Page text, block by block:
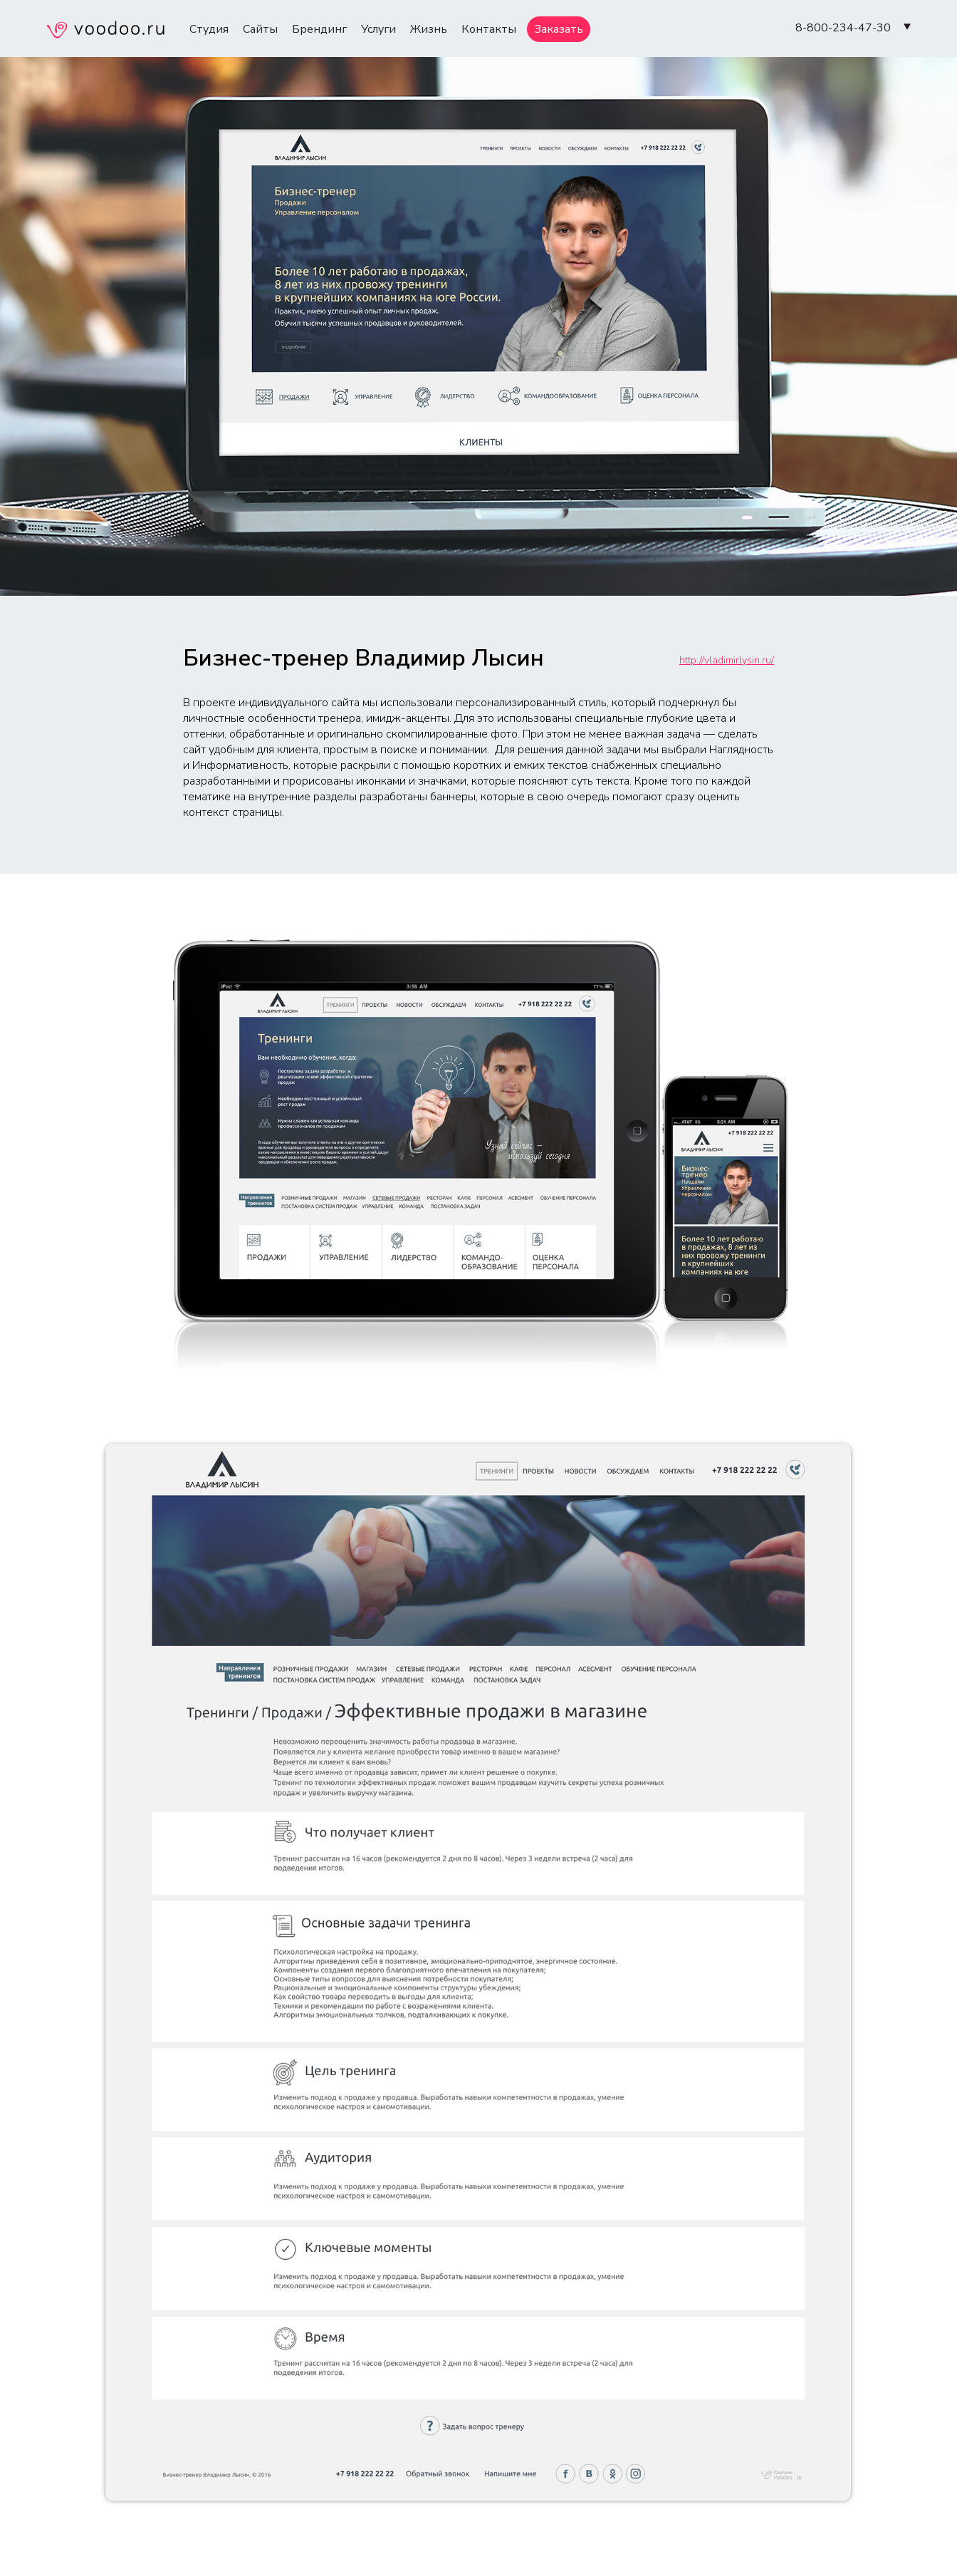
Студия Сайты Брендинг Услуги Жизнь Контакты Заказать 8-800-234-47-30
Бизнес-тренер Владимир Лысин http://vladimirlysin.ru/
В проекте индивидуального сайта мы использовали персонализированный стиль, который подчеркнул бы
личностные особенности тренера, имидж-акценты. Для это использованы специальные глубокие цвета и
оттенки, обработанные и оригинально скомпилированные фото. При этом не менее важная задача — сделать
сайт удобным для клиента, простым в поиске и понимании. Для решения данной задачи мы выбрали Наглядность
и Информативность, которые раскрыли с помощью коротких и емких текстов снабженных специально
разработанными и прорисованы иконками и значками, которые поясняют суть текста. Кроме того по каждой
тематике на внутренние разделы разработаны баннеры, которые в свою очередь помогают сразу оценить
контекст страницы.